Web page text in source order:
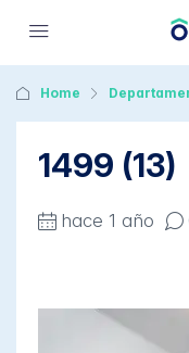
Home
1499 (13)
hace 1 año